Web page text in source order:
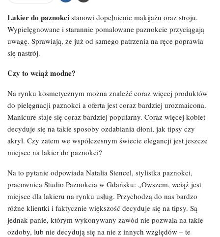
Lakier do paznokci stanowi dopełnienie makijażu oraz stroju.
Wypielęgnowane i starannie pomalowane paznokcie przyciągają
uwagę. Sprawiają, że już od samego patrzenia na ręce poprawia
się nastrój.
Czy to wciąż modne?
Na rynku kosmetycznym można znaleźć coraz więcej produktów
do pielęgnacji paznokci a oferta jest coraz bardziej urozmaicona.
Manicure staje się coraz bardziej popularny. Coraz więcej kobiet
decyduje się na takie sposoby ozdabiania dłoni, jak tipsy czy
akryl. Czy zatem we współczesnym świecie elegancji jest jeszcze
miejsce na lakier do paznokci?
Na to pytanie odpowiada Natalia Stencel, stylistka paznokci,
pracownica Studio Paznokcia w Gdańsku: „Owszem, wciąż jest
miejsce dla lakieru na rynku usług. Przychodzą do nas bardzo
różne klientki i faktycznie większość decyduje się na tipsy. Są
jednak panie, którym wykonywany zawód nie pozwala na takie
ozdoby, lub nie decydują się na nie z innych względów – te